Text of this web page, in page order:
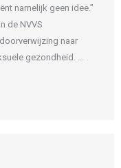
namelijk geen idee.”
de NVVS
naar
gezondheid. ...